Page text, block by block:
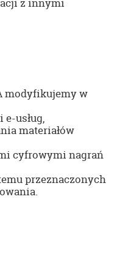
modyfikujemy w
e-usług,
materiałów
cyfrowymi nagrań
przeznaczonych